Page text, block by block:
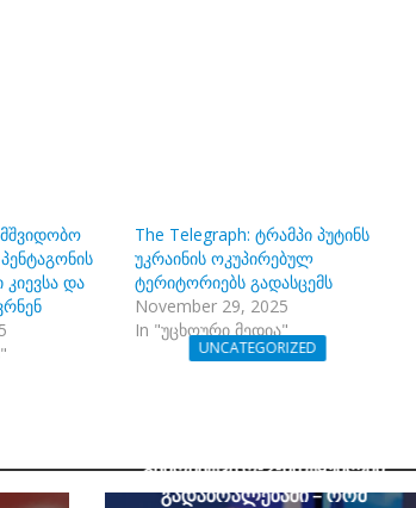
და
The Telegraph: ტრამპი პუტინს
უკრაინის ოკუპირებულ
ტერიტორიებს გადასცემს
November 29, 2025
In "უცხოური მედია"
UNCATEGORIZED
გამოხატვა რ-2-ის ტყუილში
გადაბრალებაში – რომ